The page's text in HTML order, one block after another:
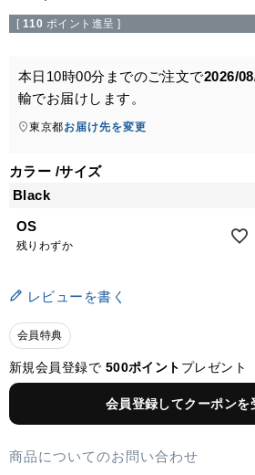
[ 110 ポイント進呈 ]
本日 10時00分 までのご注文で2026/
輸でお届けします。
東京都お届け先を変更
カラー サイズ
Black
OS
残りわずか
レビューを書く
会員特典
新規会員登録で 500ポイント プレゼント
会員登録してクーポンを
商品についてのお問い合わせ